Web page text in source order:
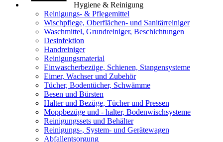
Hygiene & Reinigung
Reinigungs- & Pflegemittel
Wischpflege, Oberflächen- und Sanitärreiniger
Waschmittel, Grundreiniger, Beschichtungen
Desinfektion
Handreiniger
Reinigungsmaterial
Einwascherbezüge, Schienen, Stangensysteme
Eimer, Wachser und Zubehör
Tücher, Bodentücher, Schwämme
Besen und Bürsten
Halter und Bezüge, Tücher und Pressen
Moppbezüge und - halter, Bodenwischsysteme
Reinigungssets und Behälter
Reinigungs-, System- und Gerätewagen
Abfallentsorgung